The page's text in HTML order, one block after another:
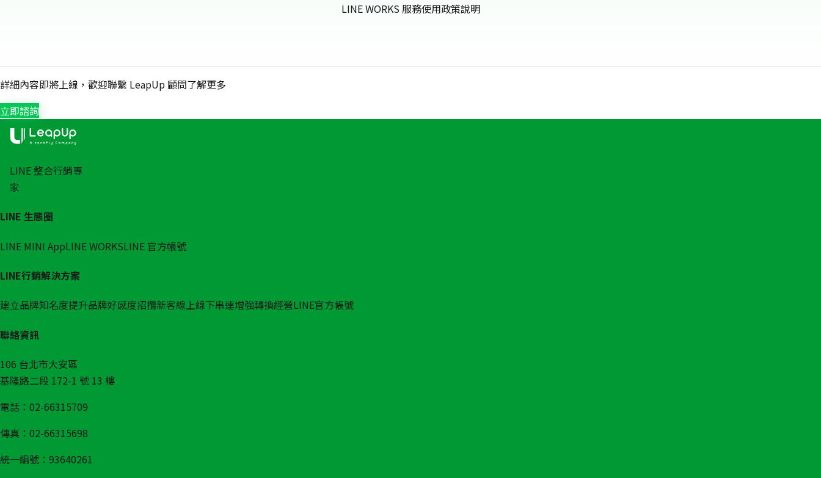
LINE WORKS 服務使用政策說明
詳細內容即將上線，歡迎聯繫 LeapUp 顧問了解更多
立即諮詢
LINE 整合行銷專
家
LINE 生態圈
LINE MINI AppLINE WORKSLINE 官方帳號
LINE行銷解決方案
建立品牌知名度提升品牌好感度招攬新客線上線下串連增強轉換經營LINE官方帳號
聯絡資訊
106 台北市大安區
基隆路二段 172-1 號 13 樓
電話：02-66315709
傳真：02-66315698
統一編號：93640261